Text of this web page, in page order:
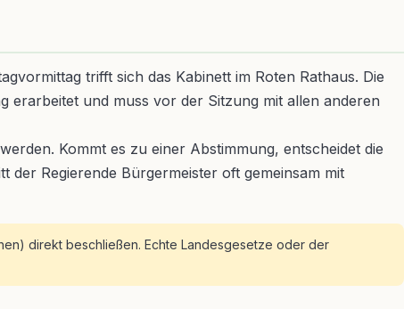
trifft sich das Kabinett im Roten Rathaus. Die
erarbeitet und muss vor der Sitzung mit allen anderen
Kommt es zu einer Abstimmung, entscheidet die
der Regierende Bürgermeister oft gemeinsam mit
direkt beschließen. Echte Landesgesetze oder der